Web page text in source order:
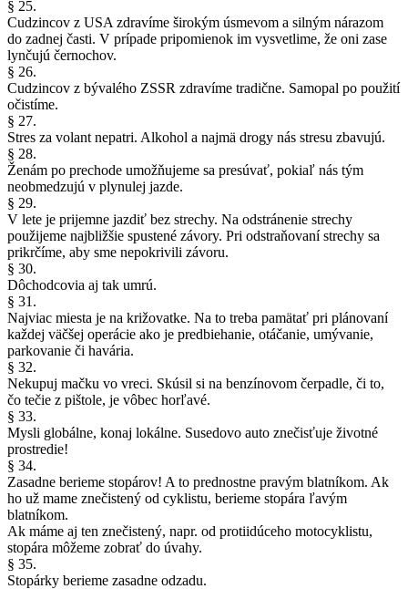
§ 25.
Cudzincov z USA zdravíme širokým úsmevom a silným nárazom
do zadnej časti. V prípade pripomienok im vysvetlime, že oni zase
lynčujú černochov.
§ 26.
Cudzincov z bývalého ZSSR zdravíme tradične. Samopal po použití
očistíme.
§ 27.
Stres za volant nepatri. Alkohol a najmä drogy nás stresu zbavujú.
§ 28.
Ženám po prechode umožňujeme sa presúvať, pokiaľ nás tým
neobmedzujú v plynulej jazde.
§ 29.
V lete je prijemne jazdiť bez strechy. Na odstránenie strechy
použijeme najbližšie spustené závory. Pri odstraňovaní strechy sa
prikrčíme, aby sme nepokrivili závoru.
§ 30.
Dôchodcovia aj tak umrú.
§ 31.
Najviac miesta je na križovatke. Na to treba pamätať pri plánovaní
každej väčšej operácie ako je predbiehanie, otáčanie, umývanie,
parkovanie či havária.
§ 32.
Nekupuj mačku vo vreci. Skúsil si na benzínovom čerpadle, či to,
čo tečie z pištole, je vôbec horľavé.
§ 33.
Mysli globálne, konaj lokálne. Susedovo auto znečisťuje životné
prostredie!
§ 34.
Zasadne berieme stopárov! A to prednostne pravým blatníkom. Ak
ho už mame znečistený od cyklistu, berieme stopára ľavým
blatníkom.
Ak máme aj ten znečistený, napr. od protiidúceho motocyklistu,
stopára môžeme zobrať do úvahy.
§ 35.
Stopárky berieme zasadne odzadu.